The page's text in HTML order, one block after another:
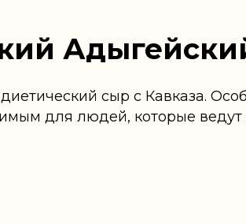
сыр с Кавказа.
для людей, которые ведут